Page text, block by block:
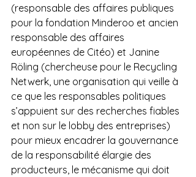
(responsable des affaires publiques
pour la fondation Minderoo et ancien
responsable des affaires
européennes de Citéo) et Janine
Röling (chercheuse pour le Recycling
Netwerk, une organisation qui veille à
ce que les responsables politiques
s’appuient sur des recherches fiables
et non sur le lobby des entreprises)
pour mieux encadrer la gouvernance
de la responsabilité élargie des
producteurs, le mécanisme qui doit